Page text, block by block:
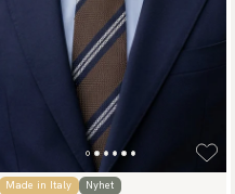
Made in Italy Nyhet